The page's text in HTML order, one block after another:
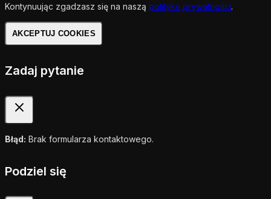
Kontynuując zgadzasz się na naszą politykę prywatności.
AKCEPTUJ COOKIES
Zadaj pytanie
Błąd: Brak formularza kontaktowego.
Podziel się